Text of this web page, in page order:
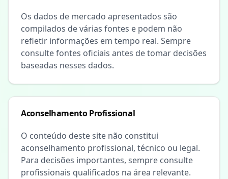
Os dados de mercado apresentados são
compilados de várias fontes e podem não
refletir informações em tempo real. Sempre
consulte fontes oficiais antes de tomar decisões
baseadas nesses dados.
Aconselhamento Profissional
O conteúdo deste site não constitui
aconselhamento profissional, técnico ou legal.
Para decisões importantes, sempre consulte
profissionais qualificados na área relevante.